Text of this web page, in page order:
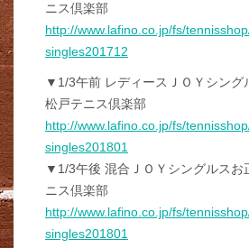
ニス倶楽部
http://www.lafino.co.jp/fs/
singles201712
▼1/3午前 レディースＪＯＹシング
松戸テニス倶楽部
http://www.lafino.co.jp/fs/
singles201801
▼1/3午後 混合ＪＯＹシングルスお
ニス倶楽部
http://www.lafino.co.jp/fs/
singles201801